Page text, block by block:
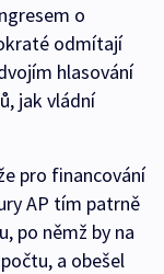
o
odmítají
hlasování
jak vládní
pro financování
AP tím patrně
po němž by na
a obešel